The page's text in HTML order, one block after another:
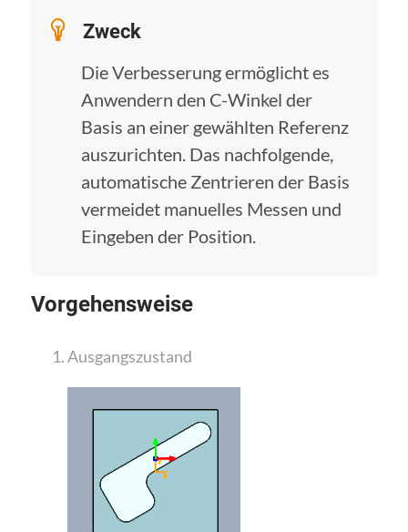
Zweck
Die Verbesserung ermöglicht es
Anwendern den C-Winkel der
Basis an einer gewählten Referenz
auszurichten. Das nachfolgende,
automatische Zentrieren der Basis
vermeidet manuelles Messen und
Eingeben der Position.
Vorgehensweise
Ausgangszustand